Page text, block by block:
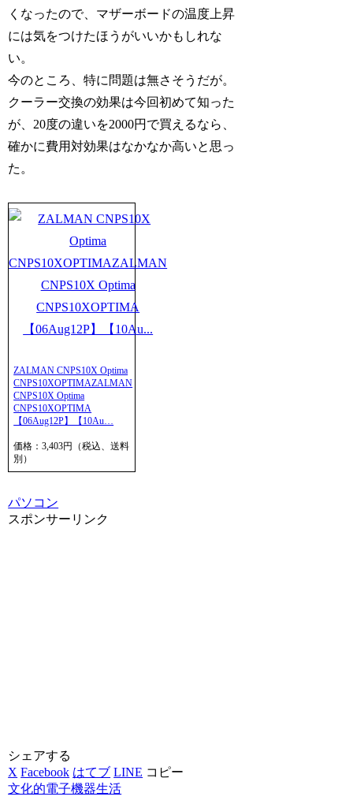
くなったので、マザーボードの温度上昇
には気をつけたほうがいいかもしれな
い。
今のところ、特に問題は無さそうだが。
クーラー交換の効果は今回初めて知った
が、20度の違いを2000円で買えるなら、
確かに費用対効果はなかなか高いと思っ
た。
ZALMAN CNPS10X Optima
CNPS10XOPTIMAZALMAN
CNPS10X Optima
CNPS10XOPTIMA
【06Aug12P】【10Au…
価格：3,403円（税込、送料
別）
パソコン
スポンサーリンク
シェアする
X Facebook はてブ LINE コピー
文化的電子機器生活